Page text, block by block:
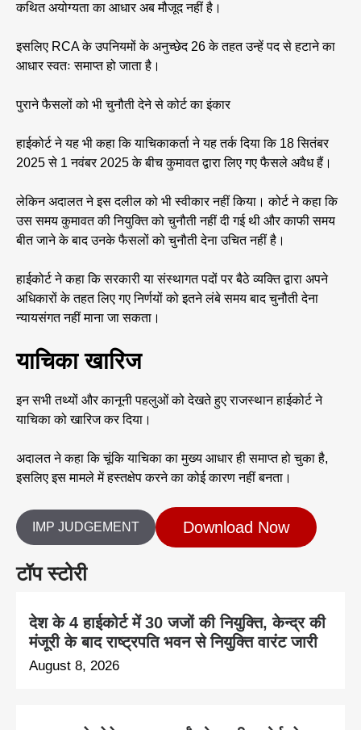
टॉप स्टोरी
देश के 4 हाईकोर्ट में 30 जजों की नियुक्ति, केन्द्र की
मंजूरी के बाद राष्ट्रपति भवन से नियुक्ति वारंट जारी
August 8, 2026
कथित अयोग्यता का आधार अब मौजूद नहीं है।
इसलिए RCA के उपनियमों के अनुच्छेद 26 के तहत उन्हें पद से हटाने का
आधार स्वतः समाप्त हो जाता है।
पुराने फैसलों को भी चुनौती देने से कोर्ट का इंकार
हाईकोर्ट ने यह भी कहा कि याचिकाकर्ता ने यह तर्क दिया कि 18 सितंबर
2025 से 1 नवंबर 2025 के बीच कुमावत द्वारा लिए गए फैसले अवैध हैं।
लेकिन अदालत ने इस दलील को भी स्वीकार नहीं किया। कोर्ट ने कहा कि
उस समय कुमावत की नियुक्ति को चुनौती नहीं दी गई थी और काफी समय
बीत जाने के बाद उनके फैसलों को चुनौती देना उचित नहीं है।
हाईकोर्ट ने कहा कि सरकारी या संस्थागत पदों पर बैठे व्यक्ति द्वारा अपने
अधिकारों के तहत लिए गए निर्णयों को इतने लंबे समय बाद चुनौती देना
न्यायसंगत नहीं माना जा सकता।
याचिका खारिज
इन सभी तथ्यों और कानूनी पहलुओं को देखते हुए राजस्थान हाईकोर्ट ने
याचिका को खारिज कर दिया।
अदालत ने कहा कि चूंकि याचिका का मुख्य आधार ही समाप्त हो चुका है,
इसलिए इस मामले में हस्तक्षेप करने का कोई कारण नहीं बनता।
IMP JUDGEMENT Download Now